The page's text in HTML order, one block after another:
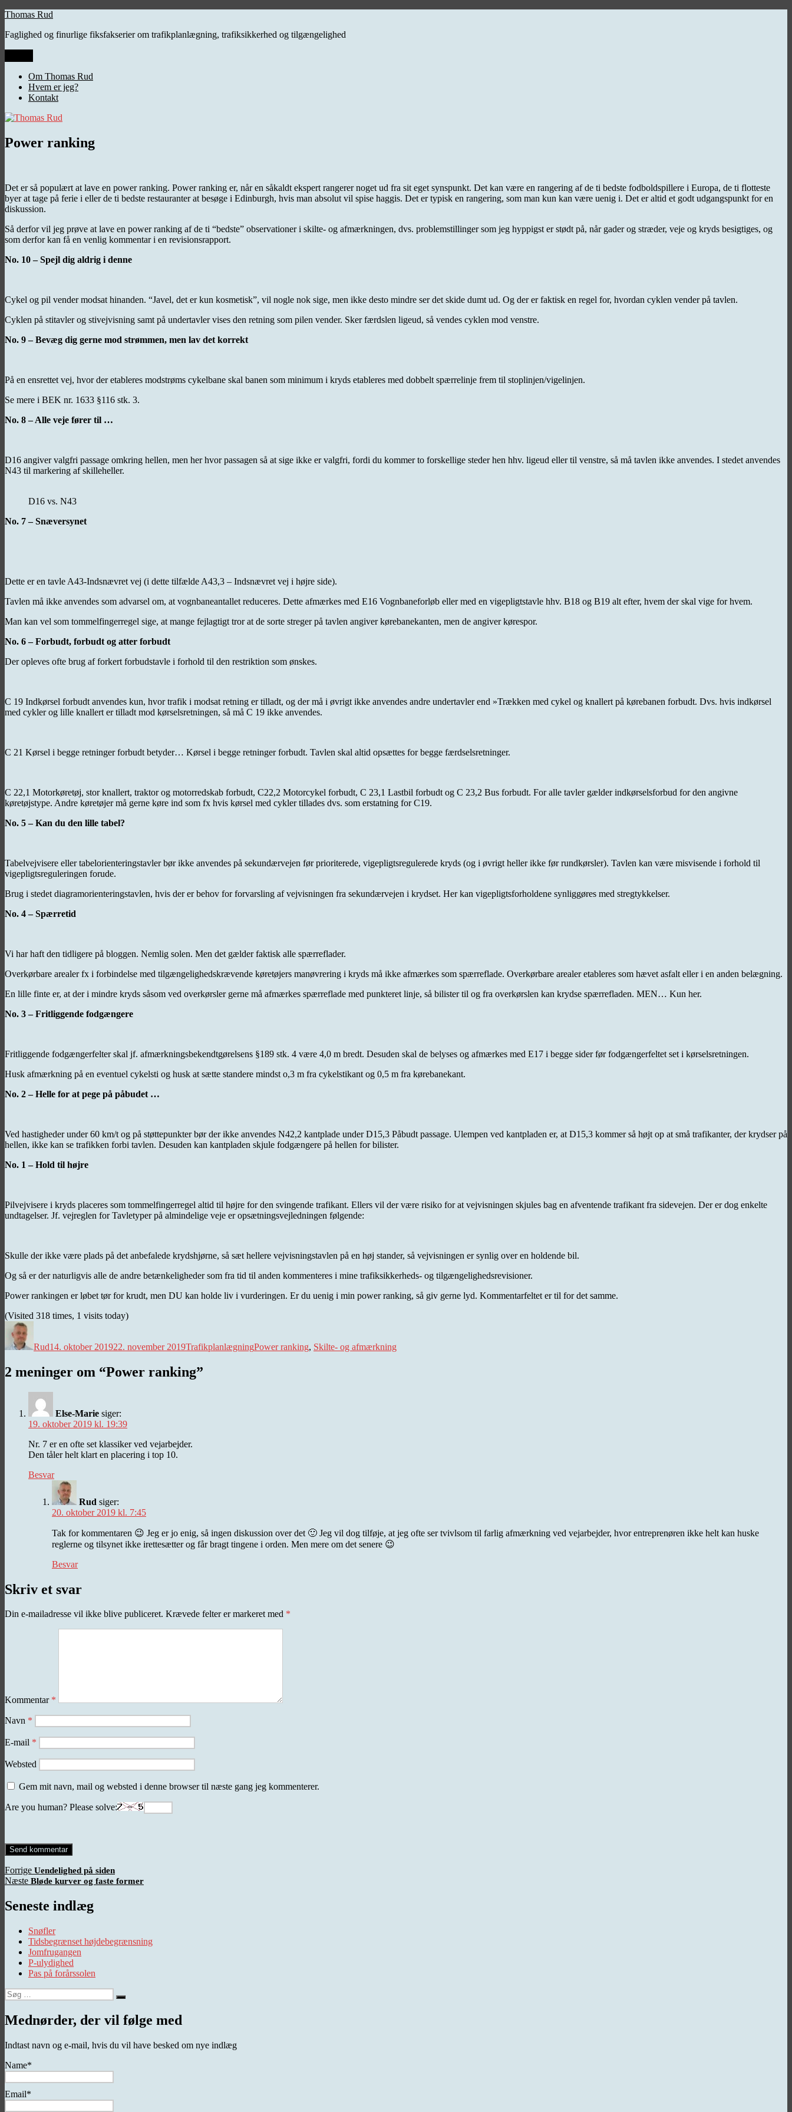
Videre
indhold
Thomas Rud
Faglighed og finurlige fiksfakserier om trafikplanlægning, trafiksikkerhed og tilgængelighed
Om Thomas Rud
Hvem er jeg?
Kontakt
Power ranking
Det er så populært at lave en power ranking. Power ranking er, når en såkaldt ekspert rangerer noget ud fra sit eget synspunkt. Det kan være en rangering af de ti bedste fodboldspillere i Europa, de ti flotteste
byer at tage på ferie i eller de ti bedste restauranter at besøge i Edinburgh, hvis man absolut vil spise haggis. Det er typisk en rangering, som man kun kan være uenig i. Det er altid et godt udgangspunkt for en
diskussion.
Så derfor vil jeg prøve at lave en power ranking af de ti “bedste” observationer i skilte- og afmærkningen, dvs. problemstillinger som jeg hyppigst er stødt på, når gader og stræder, veje og kryds besigtiges, og
som derfor kan få en venlig kommentar i en revisionsrapport.
No. 10 – Spejl dig aldrig i denne
Cykel og pil vender modsat hinanden. “Javel, det er kun kosmetisk”, vil nogle nok sige, men ikke desto mindre ser det skide dumt ud. Og der er faktisk en regel for, hvordan cyklen vender på tavlen.
Cyklen på stitavler og stivejvisning samt på undertavler vises den retning som pilen vender. Sker færdslen ligeud, så vendes cyklen mod venstre.
No. 9 – Bevæg dig gerne mod strømmen, men lav det korrekt
På en ensrettet vej, hvor der etableres modstrøms cykelbane skal banen som minimum i kryds etableres med dobbelt spærrelinje frem til stoplinjen/vigelinjen.
Se mere i BEK nr. 1633 §116 stk. 3.
No. 8 – Alle veje fører til …
D16 angiver valgfri passage omkring hellen, men her hvor passagen så at sige ikke er valgfri, fordi du kommer to forskellige steder hen hhv. ligeud eller til venstre, så må tavlen ikke anvendes. I stedet anvendes
N43 til markering af skilleheller.
D16 vs. N43
No. 7 – Snæversynet
Dette er en tavle A43-Indsnævret vej (i dette tilfælde A43,3 – Indsnævret vej i højre side).
Tavlen må ikke anvendes som advarsel om, at vognbaneantallet reduceres. Dette afmærkes med E16 Vognbaneforløb eller med en vigepligtstavle hhv. B18 og B19 alt efter, hvem der skal vige for hvem.
Man kan vel som tommelfingerregel sige, at mange fejlagtigt tror at de sorte streger på tavlen angiver kørebanekanten, men de angiver kørespor.
No. 6 – Forbudt, forbudt og atter forbudt
Der opleves ofte brug af forkert forbudstavle i forhold til den restriktion som ønskes.
C 19 Indkørsel forbudt anvendes kun, hvor trafik i modsat retning er tilladt, og der må i øvrigt ikke anvendes andre undertavler end »Trækken med cykel og knallert på kørebanen forbudt. Dvs. hvis indkørsel
med cykler og lille knallert er tilladt mod kørselsretningen, så må C 19 ikke anvendes.
C 21 Kørsel i begge retninger forbudt betyder… Kørsel i begge retninger forbudt. Tavlen skal altid opsættes for begge færdselsretninger.
C 22,1 Motorkøretøj, stor knallert, traktor og motorredskab forbudt, C22,2 Motorcykel forbudt, C 23,1 Lastbil forbudt og C 23,2 Bus forbudt. For alle tavler gælder indkørselsforbud for den angivne
køretøjstype. Andre køretøjer må gerne køre ind som fx hvis kørsel med cykler tillades dvs. som erstatning for C19.
No. 5 – Kan du den lille tabel?
Tabelvejvisere eller tabelorienteringstavler bør ikke anvendes på sekundærvejen før prioriterede, vigepligtsregulerede kryds (og i øvrigt heller ikke før rundkørsler). Tavlen kan være misvisende i forhold til
vigepligtsreguleringen forude.
Brug i stedet diagramorienteringstavlen, hvis der er behov for forvarsling af vejvisningen fra sekundærvejen i krydset. Her kan vigepligtsforholdene synliggøres med stregtykkelser.
No. 4 – Spærretid
Vi har haft den tidligere på bloggen. Nemlig solen. Men det gælder faktisk alle spærreflader.
Overkørbare arealer fx i forbindelse med tilgængelighedskrævende køretøjers manøvrering i kryds må ikke afmærkes som spærreflade. Overkørbare arealer etableres som hævet asfalt eller i en anden belægning.
En lille finte er, at der i mindre kryds såsom ved overkørsler gerne må afmærkes spærreflade med punkteret linje, så bilister til og fra overkørslen kan krydse spærrefladen. MEN… Kun her.
No. 3 – Fritliggende fodgængere
Fritliggende fodgængerfelter skal jf. afmærkningsbekendtgørelsens §189 stk. 4 være 4,0 m bredt. Desuden skal de belyses og afmærkes med E17 i begge sider før fodgængerfeltet set i kørselsretningen.
Husk afmærkning på en eventuel cykelsti og husk at sætte standere mindst o,3 m fra cykelstikant og 0,5 m fra kørebanekant.
No. 2 – Helle for at pege på påbudet …
Ved hastigheder under 60 km/t og på støttepunkter bør der ikke anvendes N42,2 kantplade under D15,3 Påbudt passage. Ulempen ved kantpladen er, at D15,3 kommer så højt op at små trafikanter, der krydser på
hellen, ikke kan se trafikken forbi tavlen. Desuden kan kantpladen skjule fodgængere på hellen for bilister.
No. 1 – Hold til højre
Pilvejvisere i kryds placeres som tommelfingerregel altid til højre for den svingende trafikant. Ellers vil der være risiko for at vejvisningen skjules bag en afventende trafikant fra sidevejen. Der er dog enkelte
undtagelser. Jf. vejreglen for Tavletyper på almindelige veje er opsætningsvejledningen følgende:
Skulle der ikke være plads på det anbefalede krydshjørne, så sæt hellere vejvisningstavlen på en høj stander, så vejvisningen er synlig over en holdende bil.
Og så er der naturligvis alle de andre betænkeligheder som fra tid til anden kommenteres i mine trafiksikkerheds- og tilgængelighedsrevisioner.
Power rankingen er løbet tør for krudt, men DU kan holde liv i vurderingen. Er du uenig i min power ranking, så giv gerne lyd. Kommentarfeltet er til for det samme.
(Visited 318 times, 1 visits today)
Rud14. oktober 201922. november 2019TrafikplanlægningPower ranking, Skilte- og afmærkning
2 meninger om “Power ranking”
Else-Marie siger:
19. oktober 2019 kl. 19:39
Nr. 7 er en ofte set klassiker ved vejarbejder.
Den tåler helt klart en placering i top 10.
Besvar
Rud siger:
20. oktober 2019 kl. 7:45
Tak for kommentaren 😉 Jeg er jo enig, så ingen diskussion over det 🙂 Jeg vil dog tilføje, at jeg ofte ser tvivlsom til farlig afmærkning ved vejarbejder, hvor entreprenøren ikke helt kan huske
reglerne og tilsynet ikke irettesætter og får bragt tingene i orden. Men mere om det senere 😉
Besvar
Skriv et svar
Din e-mailadresse vil ikke blive publiceret. Krævede felter er markeret med *
Kommentar *
Navn *
E-mail *
Websted
Gem mit navn, mail og websted i denne browser til næste gang jeg kommenterer.
Are you human? Please solve:
Indlægsnavigation
Forrige Forrige
indlæg:
Uendelighed på siden
Næste Næste
Bløde kurver og faste former
Seneste indlæg
Snøfler
Tidsbegrænset højdebegrænsning
Jomfrugangen
P-ulydighed
Pas på forårssolen
Søg
efter:
Søg
Mednørder, der vil følge med
Indtast navn og e-mail, hvis du vil have besked om nye indlæg
Name*
Email*